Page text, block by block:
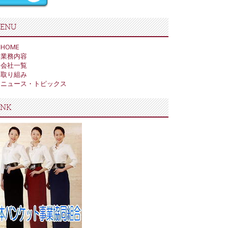
HOME
業務内容
会社一覧
取り組み
ニュース・トピックス